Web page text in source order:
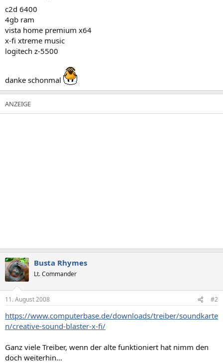
c2d 6400
4gb ram
vista home premium x64
x-fi xtreme music
logitech z-5500
danke schonmal
Busta Rhymes
Lt. Commander
11. August 2008 #2
https://www.computerbase.de/downloads/treiber/soundkarte
n/creative-sound-blaster-x-fi/
Ganz viele Treiber, wenn der alte funktioniert hat nimm den
doch weiterhin...